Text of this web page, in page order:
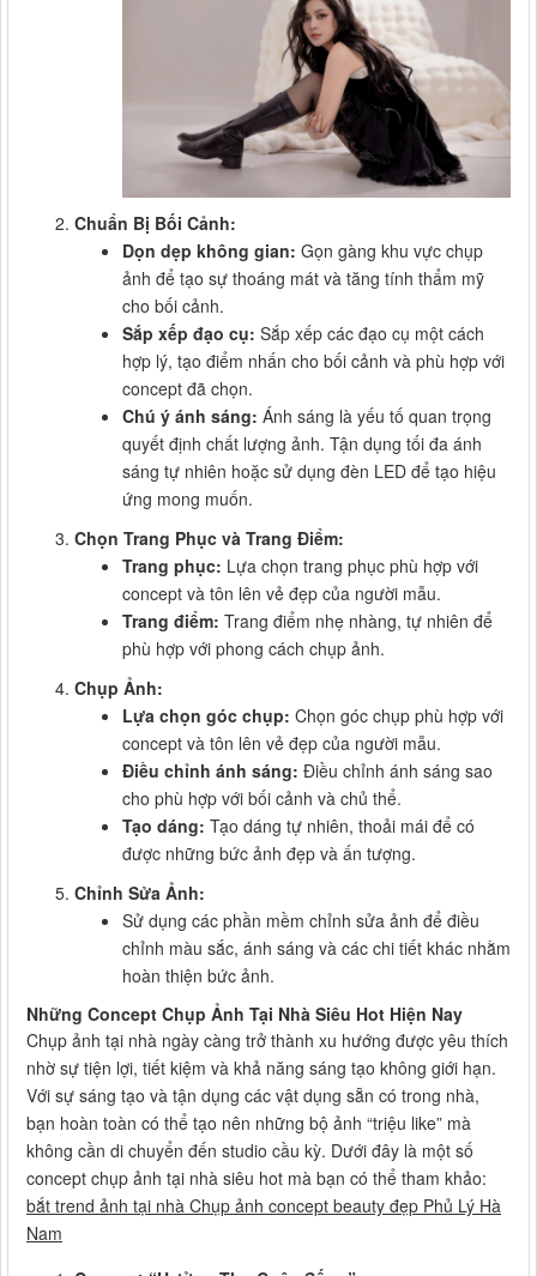
Chuẩn Bị Bối Cảnh:
Dọn dẹp không gian: Gọn gàng khu vực chụp
ảnh để tạo sự thoáng mát và tăng tính thẩm mỹ
cho bối cảnh.
Sắp xếp đạo cụ: Sắp xếp các đạo cụ một cách
hợp lý, tạo điểm nhấn cho bối cảnh và phù hợp với
concept đã chọn.
Chú ý ánh sáng: Ánh sáng là yếu tố quan trọng
quyết định chất lượng ảnh. Tận dụng tối đa ánh
sáng tự nhiên hoặc sử dụng đèn LED để tạo hiệu
ứng mong muốn.
Chọn Trang Phục và Trang Điểm:
Trang phục: Lựa chọn trang phục phù hợp với
concept và tôn lên vẻ đẹp của người mẫu.
Trang điểm: Trang điểm nhẹ nhàng, tự nhiên để
phù hợp với phong cách chụp ảnh.
Chụp Ảnh:
Lựa chọn góc chụp: Chọn góc chụp phù hợp với
concept và tôn lên vẻ đẹp của người mẫu.
Điều chỉnh ánh sáng: Điều chỉnh ánh sáng sao
cho phù hợp với bối cảnh và chủ thể.
Tạo dáng: Tạo dáng tự nhiên, thoải mái để có
được những bức ảnh đẹp và ấn tượng.
Chỉnh Sửa Ảnh:
Sử dụng các phần mềm chỉnh sửa ảnh để điều
chỉnh màu sắc, ánh sáng và các chi tiết khác nhằm
hoàn thiện bức ảnh.
Những Concept Chụp Ảnh Tại Nhà Siêu Hot Hiện Nay
Chụp ảnh tại nhà ngày càng trở thành xu hướng được yêu thích
nhờ sự tiện lợi, tiết kiệm và khả năng sáng tạo không giới hạn.
Với sự sáng tạo và tận dụng các vật dụng sẵn có trong nhà,
bạn hoàn toàn có thể tạo nên những bộ ảnh “triệu like” mà
không cần di chuyển đến studio cầu kỳ. Dưới đây là một số
concept chụp ảnh tại nhà siêu hot mà bạn có thể tham khảo:
bắt trend ảnh tại nhà Chụp ảnh concept beauty đẹp Phủ Lý Hà
Nam